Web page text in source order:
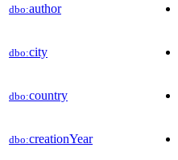
dbo:author
dbo:city
dbo:country
dbo:creationYear